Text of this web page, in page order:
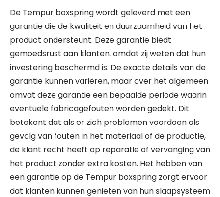
De Tempur boxspring wordt geleverd met een
garantie die de kwaliteit en duurzaamheid van het
product ondersteunt. Deze garantie biedt
gemoedsrust aan klanten, omdat zij weten dat hun
investering beschermd is. De exacte details van de
garantie kunnen variëren, maar over het algemeen
omvat deze garantie een bepaalde periode waarin
eventuele fabricagefouten worden gedekt. Dit
betekent dat als er zich problemen voordoen als
gevolg van fouten in het materiaal of de productie,
de klant recht heeft op reparatie of vervanging van
het product zonder extra kosten. Het hebben van
een garantie op de Tempur boxspring zorgt ervoor
dat klanten kunnen genieten van hun slaapsysteem